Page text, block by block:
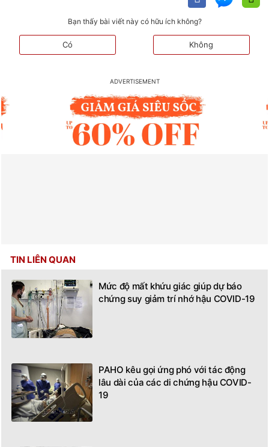
Bạn thấy bài viết này có hữu ích không?
Có Không
TIN LIÊN QUAN
Mức độ mất khứu giác giúp dự báo
chứng suy giảm trí nhớ hậu COVID-19
PAHO kêu gọi ứng phó với tác động
lâu dài của các di chứng hậu COVID-
19